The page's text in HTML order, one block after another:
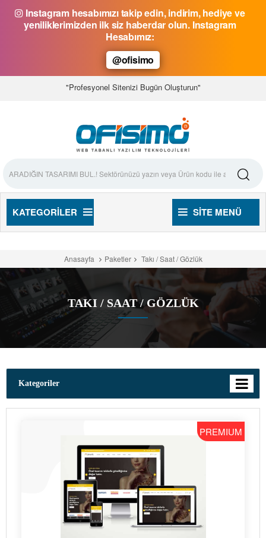
Instagram hesabımızı takip edin, indirim, hediye ve
yeniliklerimizden ilk siz haberdar olun. Instagram
Hesabımız:
@ofisimo
"Profesyonel Sitenizi Bugün Oluşturun"
KATEGORILER SITE MENÜ
Anasayfa Paketler Takı / Saat / Gözlük
TAKI / SAAT / GÖZLÜK
Kategoriler
PREMIUM